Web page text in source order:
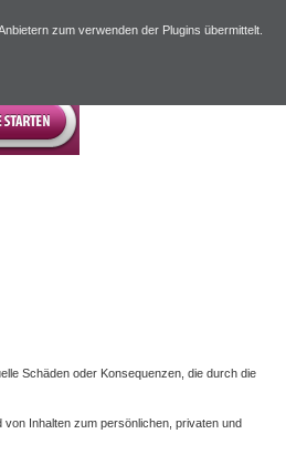
Schäden oder Konsequenzen, die durch die
Inhalten zum persönlichen, privaten und
zum verwenden der Plugins übermittelt.